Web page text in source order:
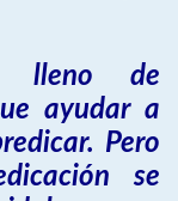
lleno de
ayudar a
Pero
se